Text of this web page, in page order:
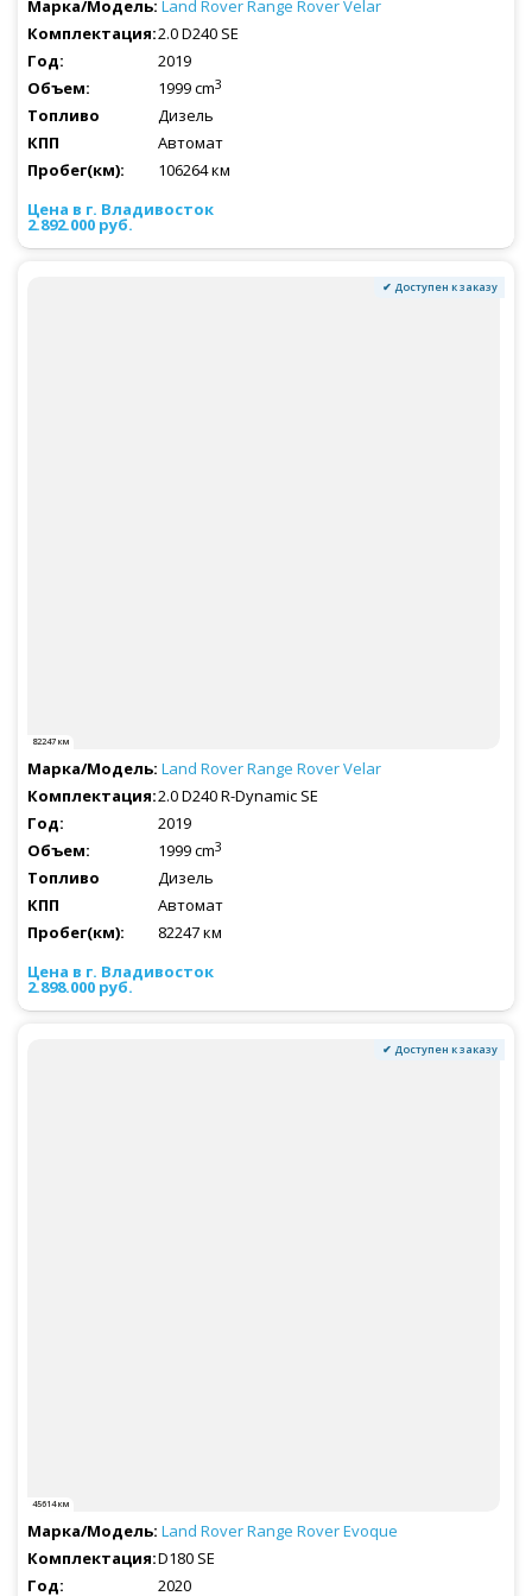
Land RoverRange Rover Velar
2.0 D240 SE
2019
1999 cm3
Дизель
Автомат
106264 км
2.892.000 руб.
✔ Доступен к заказу
82247 км
Land RoverRange Rover Velar
2.0 D240 R-Dynamic SE
2019
1999 cm3
Дизель
Автомат
82247 км
2.898.000 руб.
✔ Доступен к заказу
45614 км
Land RoverRange Rover Evoque
D180 SE
2020